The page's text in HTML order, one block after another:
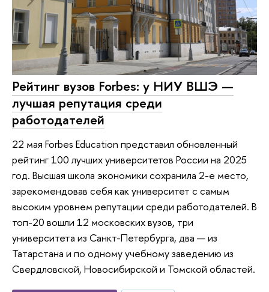
Рейтинг вузов Forbes: у НИУ ВШЭ —
лучшая репутация среди
работодателей
22 мая Forbes Education представил обновленный
рейтинг 100 лучших университетов России на 2025
год. Высшая школа экономики сохранила 2-е место,
зарекомендовав себя как университет с самым
высоким уровнем репутации среди работодателей. В
топ-20 вошли 12 московских вузов, три
университета из Санкт-Петербурга, два — из
Татарстана и по одному учебному заведению из
Свердловской, Новосибирской и Томской областей.